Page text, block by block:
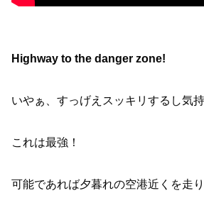
Highway to the danger zone!
いやぁ、すっげえスッキリするし気
これは最強！
可能であれば夕暮れの空港近くを走